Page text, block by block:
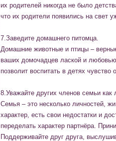
их родителей никогда не было
что их родители появились на свет
7.Заведите домашнего питомца.
Домашние животные и птицы –
ваших домочадцев лаской и
позволит воспитать в детях чувство
8.Уважайте других членов семьи как
Семья – это несколько личностей,
характер, есть свои недостатки и
переделать характер партнёра.
Поддерживайте друг друга,